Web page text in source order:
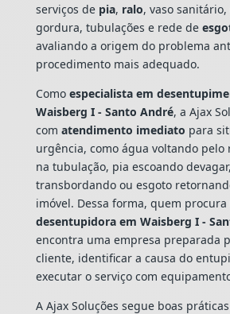
serviços de pia, ralo, vaso sanitário,
gordura, tubulações e rede de
avaliando a origem do problema
procedimento mais adequado.
Como especialista em
Waisberg I - Santo André, a Ajax
com atendimento imediato para
urgência, como água voltando pelo
na tubulação, pia escoando
transbordando ou esgoto
imóvel. Dessa forma, quem procura
desentupidora em Waisberg I -
encontra uma empresa preparada
cliente, identificar a causa do
executar o serviço com
A Ajax Soluções segue boas